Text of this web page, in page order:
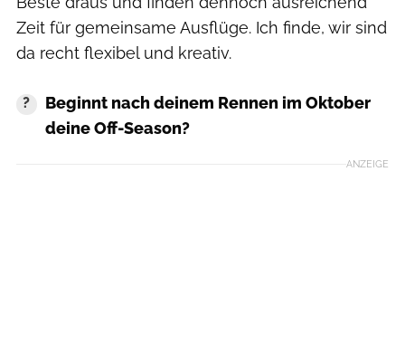
Zeit für gemeinsame Ausflüge. Ich finde, wir sind
da recht flexibel und kreativ.
Beginnt nach deinem Rennen im Oktober
deine Off-Season?
ANZEIGE